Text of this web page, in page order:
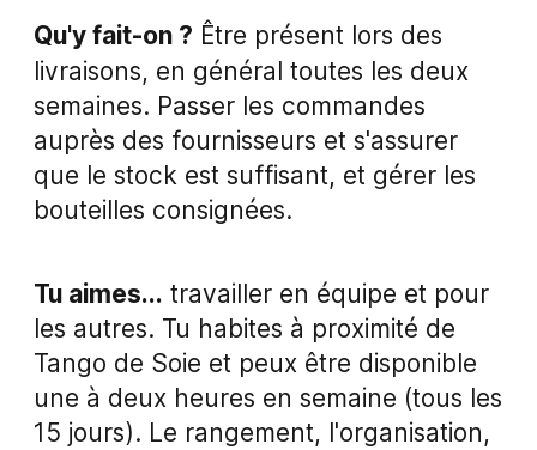
Qu'y fait-on ? Être présent lors des
livraisons, en général toutes les deux
semaines. Passer les commandes
auprès des fournisseurs et s'assurer
que le stock est suffisant, et gérer les
bouteilles consignées.
Tu aimes... travailler en équipe et pour
les autres. Tu habites à proximité de
Tango de Soie et peux être disponible
une à deux heures en semaine (tous les
15 jours). Le rangement, l'organisation,